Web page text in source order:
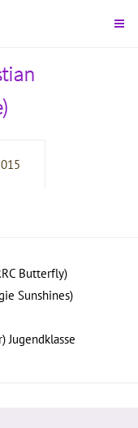
Butterfly)
Sunshines)
Jugendklasse